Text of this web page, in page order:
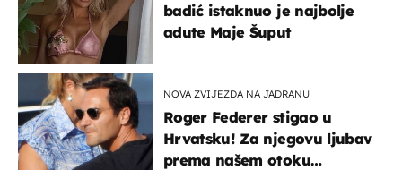
badić istaknuo je najbolje
adute Maje Šuput
NOVA ZVIJEZDA NA JADRANU
Roger Federer stigao u
Hrvatsku! Za njegovu ljubav
prema našem otoku